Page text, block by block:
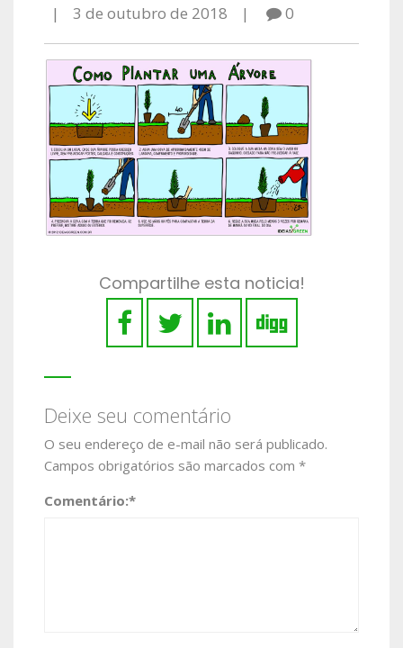
3 de outubro de 2018
0
Compartilhe esta noticia!
Deixe seu comentário
O seu endereço de e-mail não será publicado.
Campos obrigatórios são marcados com *
Comentário:*